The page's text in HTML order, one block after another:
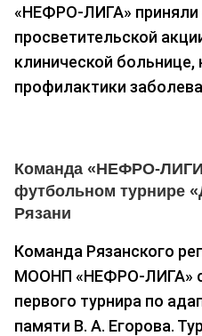
«НЕФРО-ЛИГА» приняли
просветительской
клинической
профилактики
Команда «НЕФРО-
футбольном турнире
Рязани
Команда Рязанского
МООНП «НЕФРО-ЛИГА»
первого турнира по
памяти В. А. Егорова.